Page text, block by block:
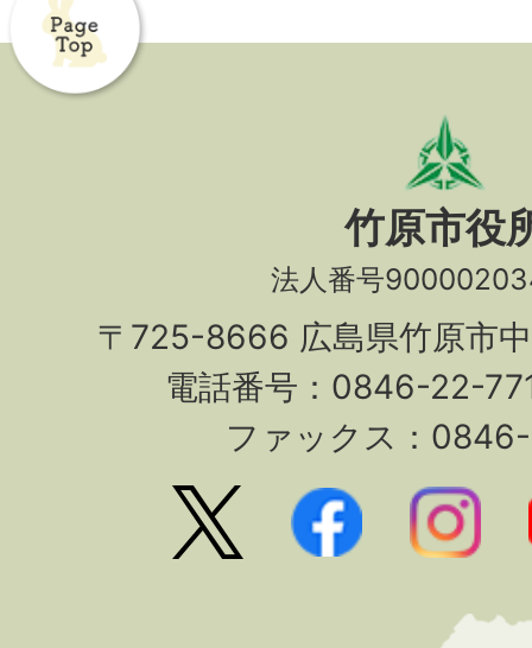
竹原市役
法人番号
〒725-8666 広島県竹原市
電話番号：0846-22-
ファックス：